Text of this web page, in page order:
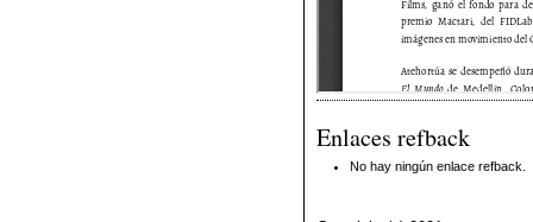
Enlaces refback
No hay ningún enlace refback.